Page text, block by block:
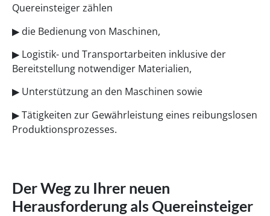
Quereinsteiger zählen
▶‍️ die Bedienung von Maschinen,
▶‍️ Logistik- und Transportarbeiten inklusive der
Bereitstellung notwendiger Materialien,
▶‍️ Unterstützung an den Maschinen sowie
▶‍️ Tätigkeiten zur Gewährleistung eines reibungslosen
Produktionsprozesses.
Der Weg zu Ihrer neuen
Herausforderung als Quereinsteiger